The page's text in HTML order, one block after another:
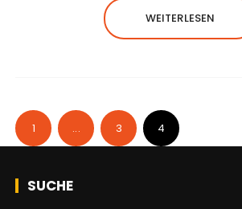
WEITERLESEN
1 ... 3 4
SUCHE